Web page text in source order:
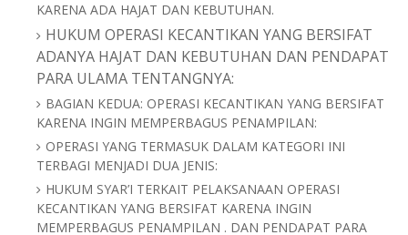
KARENA ADA HAJAT DAN KEBUTUHAN.
HUKUM OPERASI KECANTIKAN YANG BERSIFAT
ADANYA HAJAT DAN KEBUTUHAN DAN PENDAPAT
PARA ULAMA TENTANGNYA:
BAGIAN KEDUA: OPERASI KECANTIKAN YANG BERSIFAT
KARENA INGIN MEMPERBAGUS PENAMPILAN:
OPERASI YANG TERMASUK DALAM KATEGORI INI
TERBAGI MENJADI DUA JENIS:
HUKUM SYAR’I TERKAIT PELAKSANAAN OPERASI
KECANTIKAN YANG BERSIFAT KARENA INGIN
MEMPERBAGUS PENAMPILAN . DAN PENDAPAT PARA